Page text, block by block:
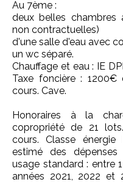
Au 7ème :
deux belles chambres
non contractuelles)
d'une salle d'eau avec
un wc séparé.
Chauffage et eau : IE
Taxe foncière : 1200€
cours. Cave.
Honoraires à la
copropriété de 21
cours. Classe
estimé des dépenses
usage standard : entre
années 2021, 2022 et